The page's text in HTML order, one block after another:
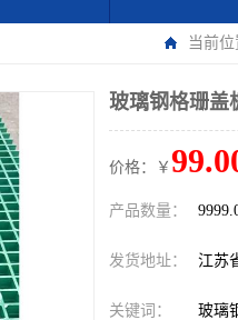
当前位
玻璃钢格珊盖
价格：￥
产品数量：
发货地址： 江苏
关键词： 玻璃